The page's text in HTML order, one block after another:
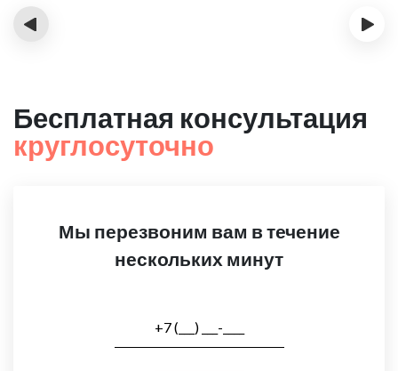
‹ ›
Бесплатная консультация
круглосуточно
Мы перезвоним вам в течение
нескольких минут